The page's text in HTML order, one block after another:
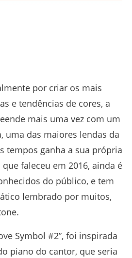
por criar os mais
e tendências de cores, a
mais uma vez com um
uma das maiores lendas da
tempos ganha a sua própria
faleceu em 2016, ainda é
do público, e tem
lembrado por muitos,
Symbol #2”, foi inspirada
piano do cantor, que seria